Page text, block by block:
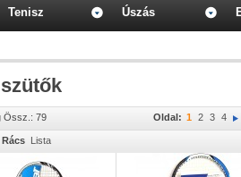
Tenisz Úszás
Össz.: 79 Oldal: 1 2 3 4
Rács Lista